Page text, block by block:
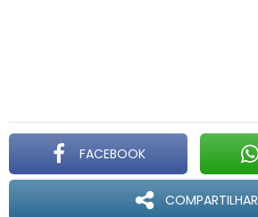
FACEBOOK
COMPARTILHAR